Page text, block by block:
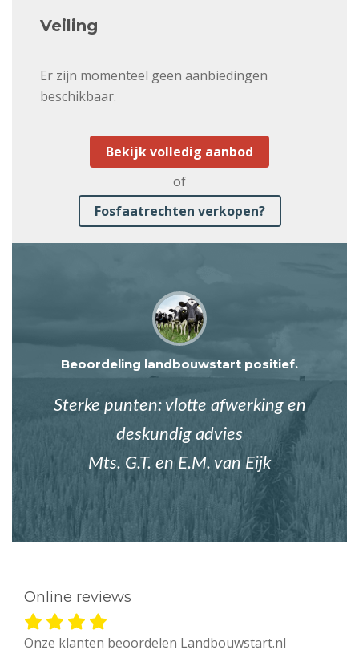
Veiling
Er zijn momenteel geen aanbiedingen
beschikbaar.
Bekijk volledig aanbod
of
Fosfaatrechten verkopen?
Beoordeling landbouwstart positief.
Sterke punten: vlotte afwerking en
deskundig advies
Mts. G.T. en E.M. van Eijk
Online reviews
Onze klanten beoordelen Landbouwstart.nl